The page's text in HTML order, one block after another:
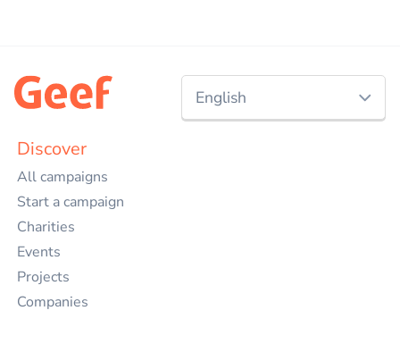
English
Discover
All campaigns
Start a campaign
Charities
Events
Projects
Companies